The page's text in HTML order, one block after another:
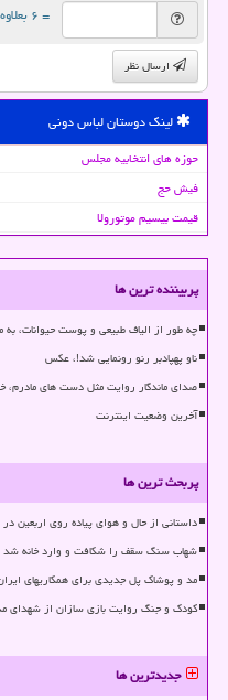
= ۶ بعلاوه ۵
ارسال نظر
لینک دوستان لباس دونی
حوزه های انتخابیه مجلس
فیش حج
قیمت بیسیم موتورولا
پربیننده ترین ها
چه طور از الیاف طبیعی و پوست حیوانات،
ناو پهپادبر رنو رونمایی شد!، عکس
صدای ماندگار روایت مثل دست های
آخرین وضعیت اینترنت
پربحث ترین ها
داستانی از حال و هوای پیاده روی اربعین در
شهاب سنگ سقف را شکافت و وارد خانه شد
مد و پوشاک پل جدیدی برای همکاریهای
کودک و جنگ روایت بازی سازان از شهدای
جدیدترین ها